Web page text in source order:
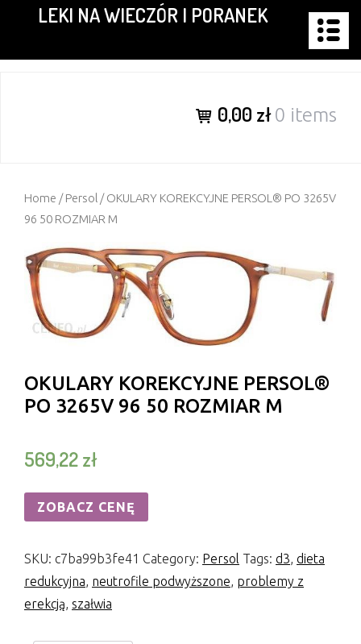
content
LEKI NA WIECZÓR I PORANEK
0,00 zł0 items
Home /Persol / OKULARY KOREKCYJNE PERSOL® PO 3265V
96 50 ROZMIAR M
OKULARY KOREKCYJNE PERSOL®
PO 3265V 96 50 ROZMIAR M
569,22zł
ZOBACZ CENĘ
SKU: c7ba99b3fe41 Category: Persol Tags: d3, dieta
redukcyjna, neutrofile podwyższone, problemy z
erekcją, szałwia